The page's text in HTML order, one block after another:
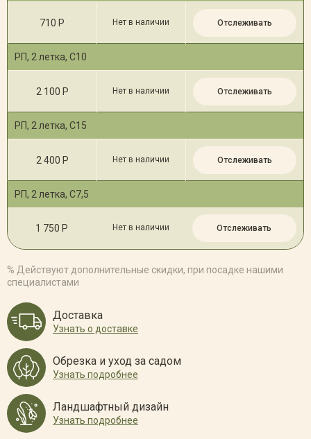
710 Р Нет в наличии Отслеживать
РП, 2 летка, С10
2 100 Р Нет в наличии Отслеживать
РП, 2 летка, С15
2 400 Р Нет в наличии Отслеживать
РП, 2 летка, С7,5
1 750 Р Нет в наличии Отслеживать
% Действуют дополнительные скидки, при посадке нашими
специалистами
Доставка
Узнать о доставке
Обрезка и уход за садом
Узнать подробнее
Ландшафтный дизайн
Узнать подробнее